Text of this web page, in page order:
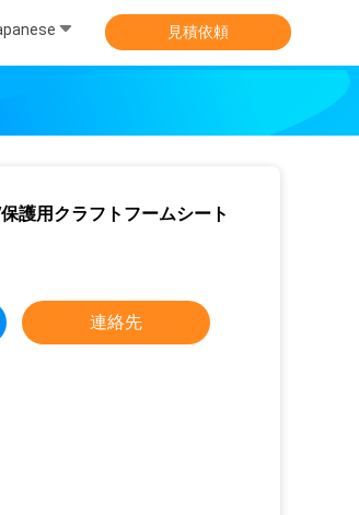
見積依頼
護用クラフトフームシート
連絡先